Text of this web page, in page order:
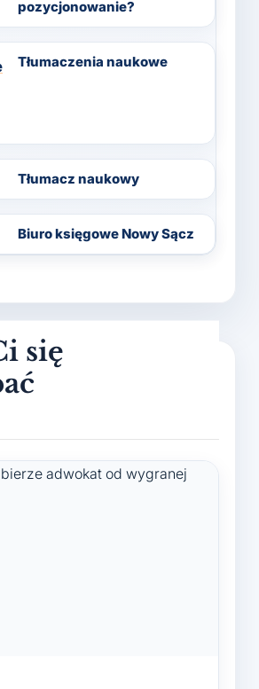
pozycjonowanie?
Tłumaczenia naukowe
Tłumacz naukowy
Biuro księgowe Nowy Sącz